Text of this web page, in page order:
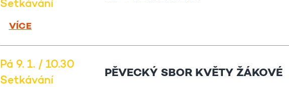
Setkávání
VÍCE
Pá 9. 1. / 10.30
Setkávání
PĚVECKÝ SBOR KVĚTY ŽÁKOVÉ